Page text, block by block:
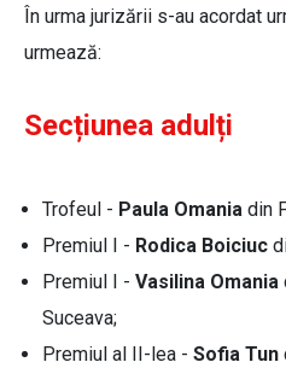
În urma jurizării s-au acordat
urmează:
Secțiunea adulți
Trofeul - Paula Omania din
Premiul I - Rodica Boiciuc
Premiul I - Vasilina Omania
Suceava;
Premiul al II-lea - Sofia Tun